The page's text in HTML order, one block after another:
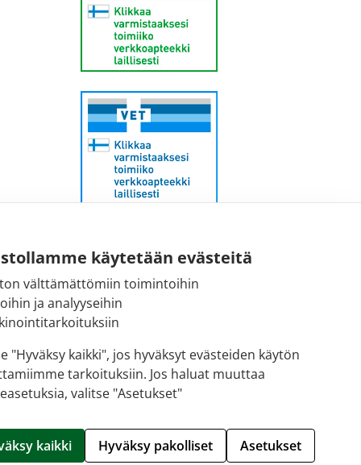
käytetään evästeitä
välttämättömiin toimintoihin
ja analyyseihin
"Hyväksy kaikki", jos hyväksyt evästeiden käytön
tarkoituksiin. Jos haluat muuttaa
valitse "Asetukset"
kaikki Hyväksy pakolliset Asetukset
kirjaamo@fimea.fi
Fimean vaihde:
029 522 3341
Hallitse evästeitä